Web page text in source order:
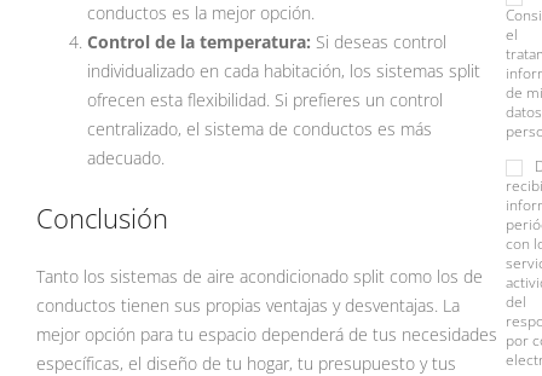
conductos es la mejor opción.
Control de la temperatura: Si deseas control
individualizado en cada habitación, los sistemas split
ofrecen esta flexibilidad. Si prefieres un control
centralizado, el sistema de conductos es más
adecuado.
Conclusión
Tanto los sistemas de aire acondicionado split como los de
conductos tienen sus propias ventajas y desventajas. La
mejor opción para tu espacio dependerá de tus necesidades
específicas, el diseño de tu hogar, tu presupuesto y tus
el
de
datos
con
del
por